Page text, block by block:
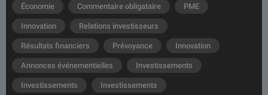
Économie Commentaire obligataire PME
Innovation Relations investisseurs
Résultats financiers Prévoyance Innovation
Annonces événementielles Investissements
Investissements Investissements